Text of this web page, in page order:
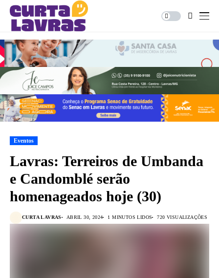
Eventos
Lavras: Terreiros de Umbanda
e Candomblé serão
homenageados hoje (30)
CURTA LAVRAS ABRIL 30, 2024 1 MINUTOS LIDOS 720 VISUALIZAÇÕES